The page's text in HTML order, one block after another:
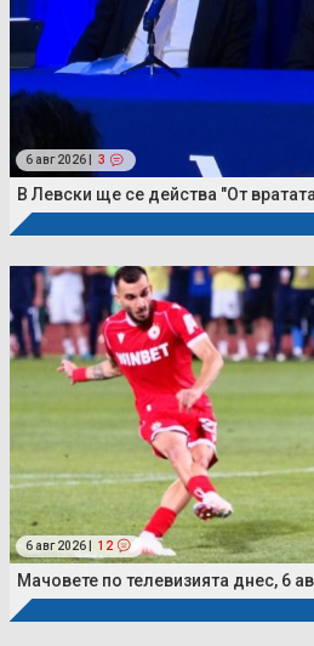
6 авг 2026 | 3
В Левски ще се действа "От
6 авг 2026 | 12
Мачовете по телевизията днес, 6